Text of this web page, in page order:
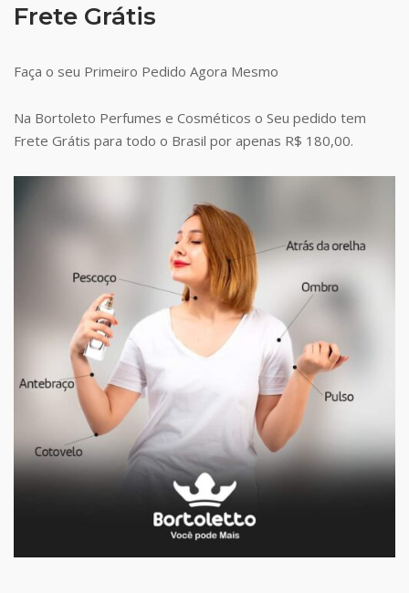
Frete Grátis
Faça o seu Primeiro Pedido Agora Mesmo
Na Bortoleto Perfumes e Cosméticos o Seu pedido tem
Frete Grátis para todo o Brasil por apenas R$ 180,00.